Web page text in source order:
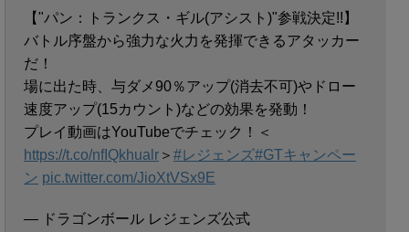
【"パン：トランクス・ギル(アシスト)"参戦決定!!】
バトル序盤から強力な火力を発揮できるアタッカー
だ！
場に出た時、与ダメ90％アップ(消去不可)やドロー
速度アップ(15カウント)などの効果を発動！
プレイ動画はYouTubeでチェック！＜
https://t.co/nfIQkhualr ＞ #レジェンズ#GTキャンペー
ン pic.twitter.com/JioXtVSx9E
— ドラゴンボール レジェンズ公式